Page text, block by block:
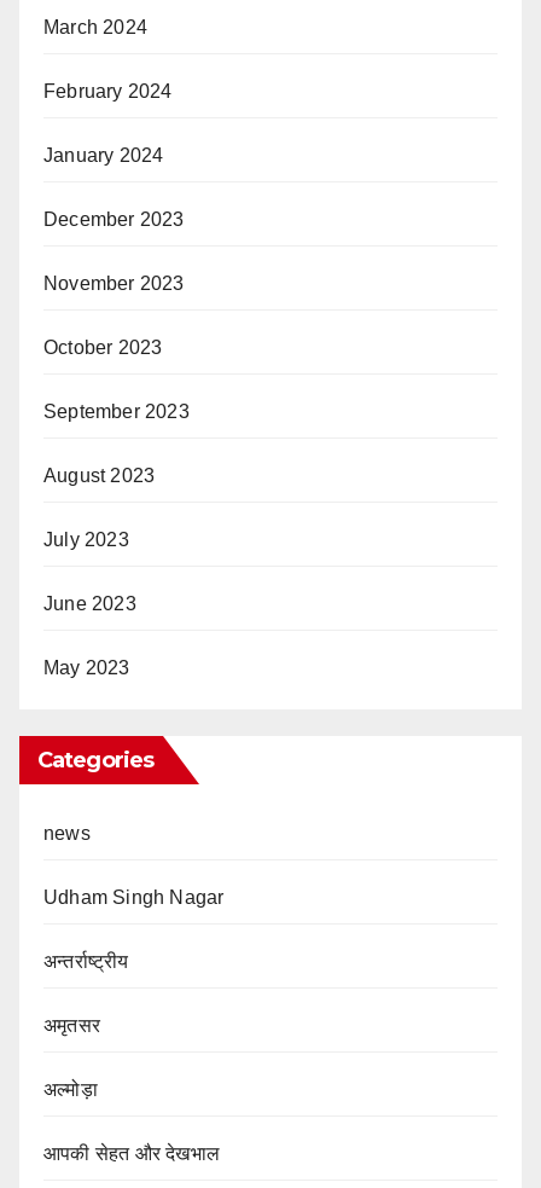
March 2024
February 2024
January 2024
December 2023
November 2023
October 2023
September 2023
August 2023
July 2023
June 2023
May 2023
Categories
news
Udham Singh Nagar
अन्तर्राष्ट्रीय
अमृतसर
अल्मोड़ा
आपकी सेहत और देखभाल